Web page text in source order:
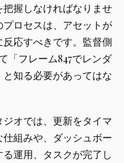
握しなければなりませ
ロセスは、アセットが
応すべきです。監督側
「フレーム847でレンダ
知る必要があってはな
オでは、更新をタイマ
組みや、ダッシュボー
る運用、タスクが完了し